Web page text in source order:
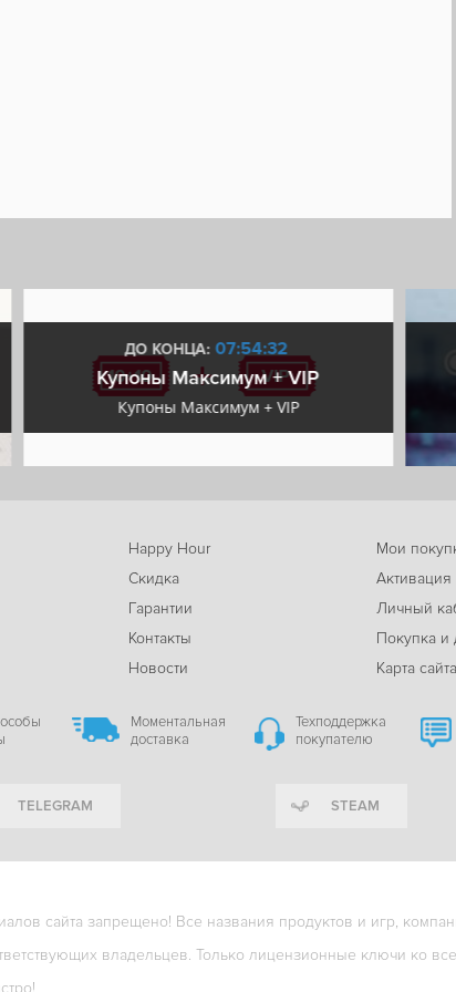
ДО КОНЦА:07:54:31
Купоны Максимум + VIP
Купоны Максимум + VIP
Happy Hour
Скидка
Гарантии
Контакты
Новости
Мои
Активация
Личный
Покупка и
Карта сайта
Моментальная
доставка
Техподдержка
покупателю
TELEGRAM STEAM
сайта запрещено! Все названия продуктов и игр,
владельцев. Только лицензионные ключи ко